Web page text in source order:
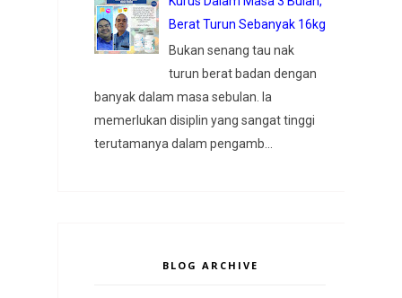
Berat Turun Sebanyak 16kg
Bukan senang tau nak
turun berat badan dengan
banyak dalam masa sebulan. Ia
memerlukan disiplin yang sangat tinggi
terutamanya dalam pengamb...
BLOG ARCHIVE